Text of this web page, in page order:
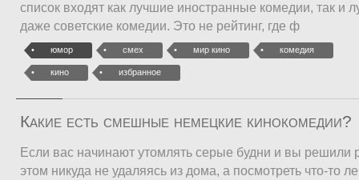
список входят как лучшие иностранные комедии, так и
даже советские комедии. Это не рейтинг, где ф
юмор смех мир кино комедия
кино избранное
Какие есть смешные немецкие кинокомедии?
Если вас начинают утомлять серые будни и вы решили
этом никуда не удаляясь из дома, а посмотреть что-то